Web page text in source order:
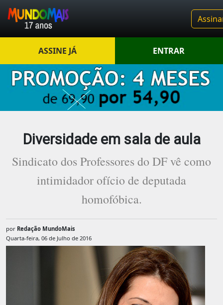
ASSINE JÁ ENTRAR
Diversidade em sala de aula
Sindicato dos Professores do DF vê como
intimidador ofício de deputada
homofóbica.
por Redação MundoMais
Quarta-feira, 06 de Julho de 2016